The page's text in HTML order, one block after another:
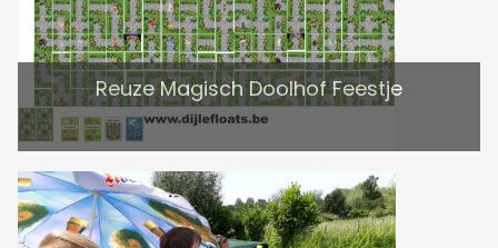
Reuze Magisch Doolhof Feestje